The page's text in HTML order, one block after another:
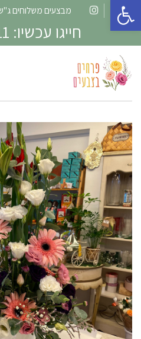
פתח סרגל נגישות
Facebook
מבצעים משלוחים
חייגו עכשיו: 03-6579911